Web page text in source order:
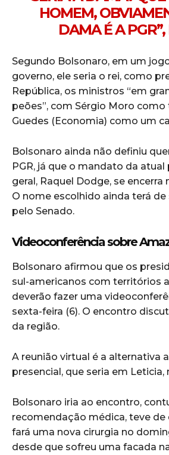
HOMEM,
DAMA É A PGR”,
Segundo Bolsonaro, em um
governo, ele seria o rei, como
República, os ministros “em
peões”, com Sérgio Moro como
Guedes (Economia) como um
Bolsonaro ainda não definiu
PGR, já que o mandato da atual
geral, Raquel Dodge, se encerra
O nome escolhido ainda terá
pelo Senado.
Videoconferência sobre
Bolsonaro afirmou que os
sul-americanos com territórios
deverão fazer uma
sexta-feira (6). O encontro
da região.
A reunião virtual é a alternativa
presencial, que seria em Leticia,
Bolsonaro iria ao encontro,
recomendação médica, teve de
fará uma nova cirurgia no
desde que sofreu uma facada